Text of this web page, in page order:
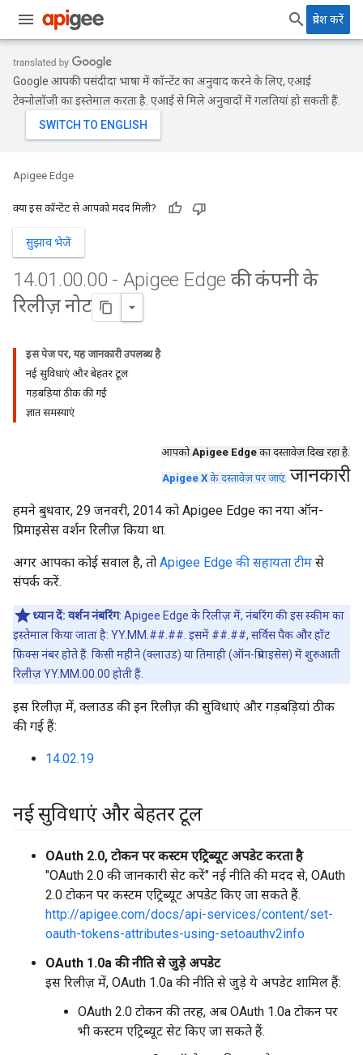
प्रवेश करें
Google आपकी पसंदीदा भाषा में कॉन्टेंट का अनुवाद करने के लिए, एआई
टेक्नोलॉजी का इस्तेमाल करता है. एआई से मिले अनुवादों में गलतियां हो सकती हैं.
Apigee Edge
क्या इस कॉन्टेंट से आपको मदद मिली?
सुझाव भेजें
14.01 .00.00 - Apigee Edge की कंपनी के
रिलीज़ नोट
इस पेज पर, यह जानकारी उपलब्ध है
नई सुविधाएं और बेहतर टूल
गड़बड़ियां ठीक की गईं
ज्ञात समस्याएं
आपकोApigee Edge का दस्तावेज़ दिख रहा है.
Apigee X के दस्तावेज़ पर जाएं. जानकारी
हमने बुधवार, 29 जनवरी, 2014 को Apigee Edge का नया ऑन-
प्रिमाइसेस वर्शन रिलीज़ किया था.
अगर आपका कोई सवाल है, तो Apigee Edge की सहायता टीम से
संपर्क करें.
ध्यान दें: वर्शन नंबरिंग: Apigee Edge के रिलीज़ में, नंबरिंग की इस स्कीम का
इस्तेमाल किया जाता है: YY.MM.##.##. इसमें ##.##, सर्विस पैक और हॉट
फ़िक्स नंबर होते हैं. किसी महीने (क्लाउड) या तिमाही (ऑन-प्रिमाइसेस) में शुरुआती
रिलीज़ YY.MM.00.00 होती हैं.
इस रिलीज़ में, क्लाउड की इन रिलीज़ की सुविधाएं और गड़बड़ियां ठीक
की गई हैं:
14.02.19
नई सुविधाएं और बेहतर टूल
OAuth 2.0, टोकन पर कस्टम एट्रिब्यूट अपडेट करता है
"OAuth 2.0 की जानकारी सेट करें" नई नीति की मदद से, OAuth
2.0 टोकन पर कस्टम एट्रिब्यूट अपडेट किए जा सकते हैं.
http://apigee.com/docs/api-services/content/set-
oauth-tokens-attributes-using-setoauthv2info
OAuth 1.0a की नीति से जुड़े अपडेट
इस रिलीज़ में, OAuth 1.0a की नीति से जुड़े ये अपडेट शामिल हैं:
OAuth 2.0 टोकन की तरह, अब OAuth 1.0a टोकन पर
भी कस्टम एट्रिब्यूट सेट किए जा सकते हैं.